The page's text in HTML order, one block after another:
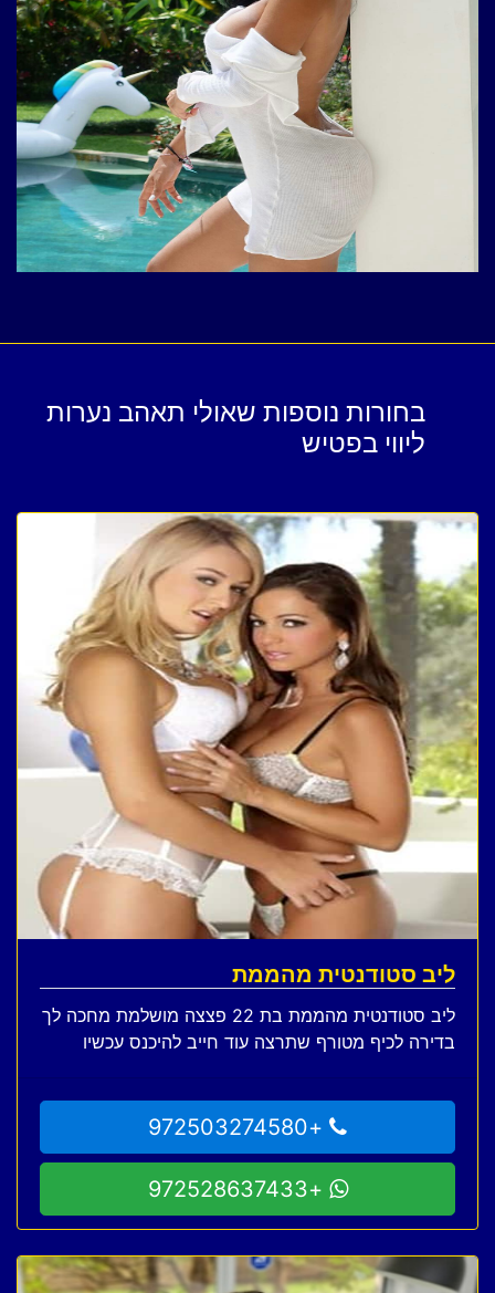
בחורות נוספות שאולי תאהב נערות
ליווי בפטיש
ליב סטודנטית מהממת
ליב סטודנטית מהממת בת 22 פצצה מושלמת מחכה לך
בדירה לכיף מטורף שתרצה עוד חייב להיכנס עכשיו
+972503274580
+972528637433